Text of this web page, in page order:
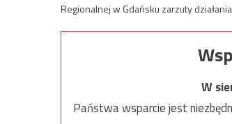
Regionalnej w Gdańsku zarzuty
W
Państwa wsparcie jest